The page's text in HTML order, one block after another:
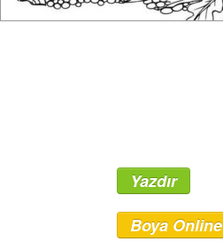
Yazdır
Boya Online